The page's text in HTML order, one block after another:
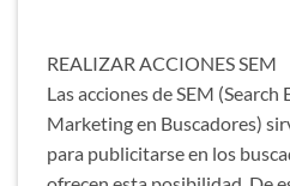
REALIZAR ACCIONES SEM
Las acciones de SEM
Marketing en Buscadores)
para publicitarse en los